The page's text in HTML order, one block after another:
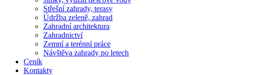
Střešní zahrady, terasy
Údržba zeleně, zahrad
Zahradní architektura
Zahradnictví
Zemní a terénní práce
Návštěva zahrady po letech
Ceník
Kontakty